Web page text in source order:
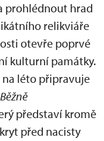
prohlédnout hrad
relikviáře
otevře poprvé
kulturní památky.
na léto připravuje
Běžně
představí kromě
před nacisty